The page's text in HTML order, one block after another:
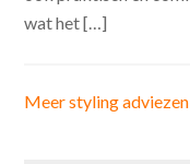
wat het […]
Meer styling adviezen